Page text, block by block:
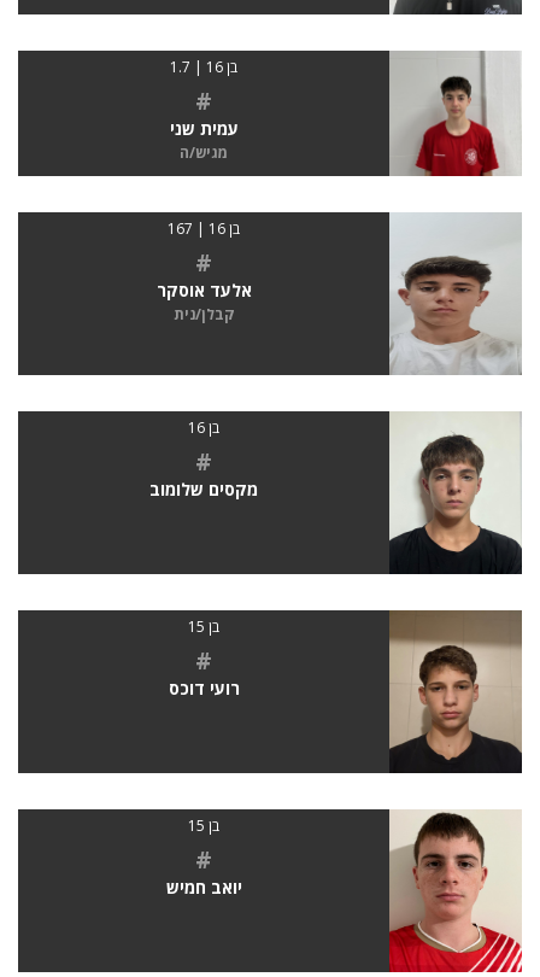
בן 16 | 1.7
#
עמית שני
מגיש/ה
בן 16 | 167
#
אלעד אוסקר
קבלן/נית
בן 16
#
מקסים שלומוב
בן 15
#
רועי דוכס
בן 15
#
יואב חמיש